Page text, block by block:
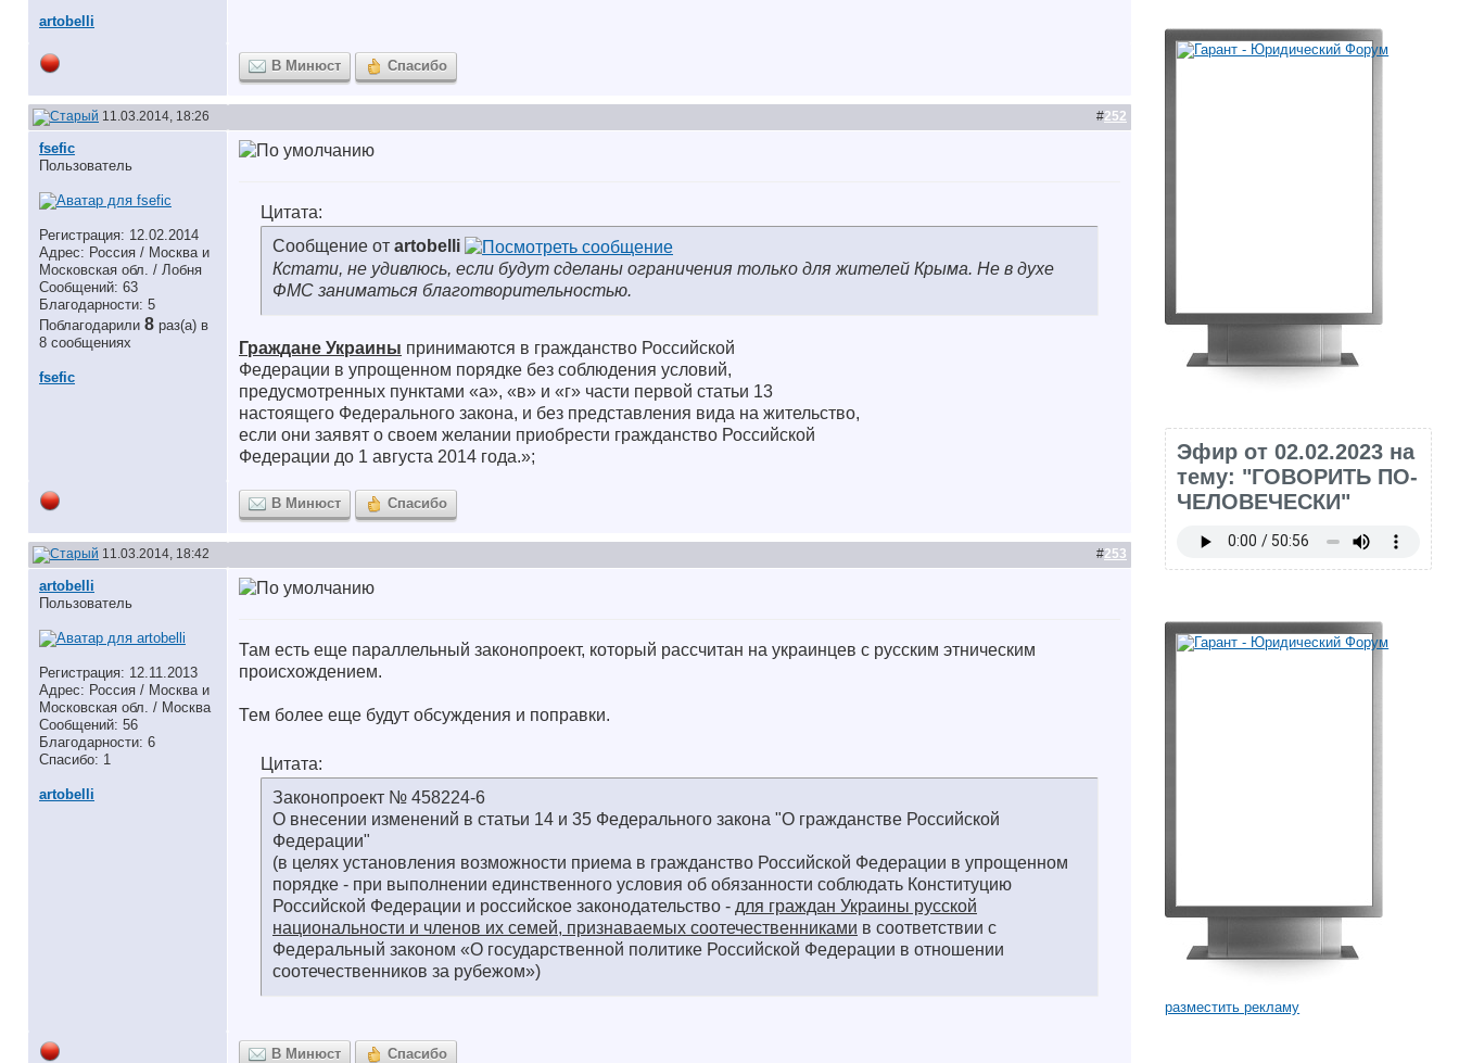
artobelli
В Минюст Спасибо
11.03.2014, 18:26 #252
fsefic
Пользователь
Регистрация: 12.02.2014
Адрес: Россия / Москва и
Московская обл. / Лобня
Сообщений: 63
Благодарности: 5
Поблагодарили 8 раз(а) в
8 сообщениях
fsefic
Цитата:
Сообщение от artobelli
Кстати, не удивлюсь, если будут сделаны ограничения только для жителей Крыма. Не в духе
ФМС заниматься благотворительностью.
Граждане Украины принимаются в гражданство Российской
Федерации в упрощенном порядке без соблюдения условий,
предусмотренных пунктами «а», «в» и «г» части первой статьи 13
настоящего Федерального закона, и без представления вида на жительство,
если они заявят о своем желании приобрести гражданство Российской
Федерации до 1 августа 2014 года.»;
В Минюст Спасибо
11.03.2014, 18:42 #253
artobelli
Пользователь
Регистрация: 12.11.2013
Адрес: Россия / Москва и
Московская обл. / Москва
Сообщений: 56
Благодарности: 6
Спасибо: 1
artobelli
Там есть еще параллельный законопроект, который рассчитан на украинцев с русским этническим
происхождением.
Тем более еще будут обсуждения и поправки.
Цитата:
Законопроект № 458224-6
О внесении изменений в статьи 14 и 35 Федерального закона "О гражданстве Российской
Федерации"
(в целях установления возможности приема в гражданство Российской Федерации в упрощенном
порядке - при выполнении единственного условия об обязанности соблюдать Конституцию
Российской Федерации и российское законодательство - для граждан Украины русской
национальности и членов их семей, признаваемых соотечественниками в соответствии с
Федеральный законом «О государственной политике Российской Федерации в отношении
соотечественников за рубежом»)
В Минюст Спасибо
Эфир от 02.02.2023 на
тему: "ГОВОРИТЬ ПО-
ЧЕЛОВЕЧЕСКИ"
разместить рекламу